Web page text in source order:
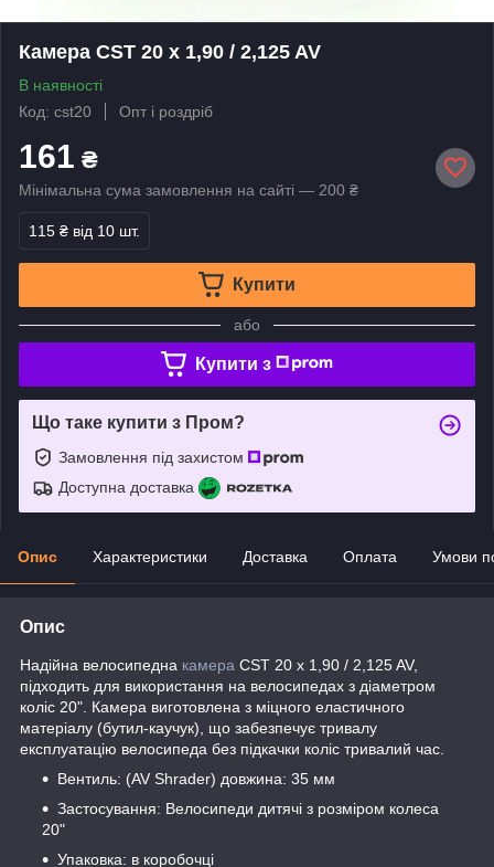
Камера CST 20 x 1,90 / 2,125 AV
В наявності
Код: cst20
Опт і роздріб
161 ₴
Мінімальна сума замовлення на сайті — 200 ₴
115 ₴ від 10 шт.
Купити
або
Купити з
Що таке купити з Пром?
Замовлення під захистом
Доступна доставка
Опис Характеристики Доставка Оплата Умови
Опис
Надійна велосипедна камера CST 20 x 1,90 / 2,125 AV,
підходить для використання на велосипедах з діаметром
коліс 20". Камера виготовлена з міцного еластичного
матеріалу (бутил-каучук), що забезпечує тривалу
експлуатацію велосипеда без підкачки коліс тривалий час.
Вентиль: (AV Shrader) довжина: 35 мм
Застосування: Велосипеди дитячі з розміром колеса
20"
Упаковка: в коробочці